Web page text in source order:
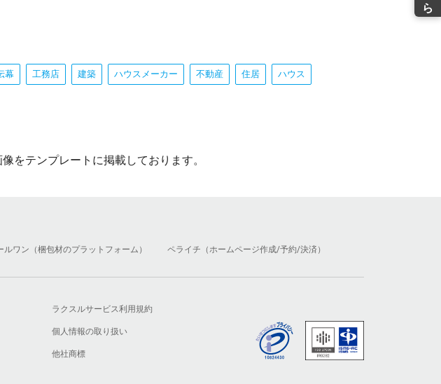
幕 工務店 建築 ハウスメーカー 不動産 住居 ハウス
をテンプレートに掲載しております。
ルワン（梱包材のプラットフォーム） ペライチ（ホームページ作成/予約/決済）
ラクスルサービス利用規約
個人情報の取り扱い
他社商標